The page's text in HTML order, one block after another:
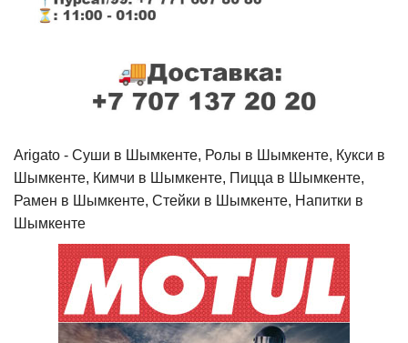
Arigato - Cуши в Шымкенте, Ролы в Шымкенте, Кукси в
Шымкенте, Кимчи в Шымкенте, Пицца в Шымкенте,
Рамен в Шымкенте, Стейки в Шымкенте, Напитки в
Шымкенте